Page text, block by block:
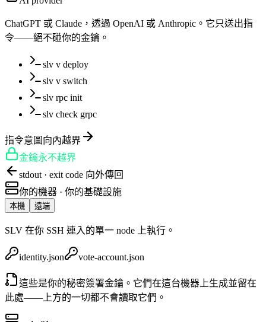
ChatGPT 或 Claude，透過 OpenAI 或 Anthropic。它只送出指
令——絕不碰你的金鑰。
slv v deploy
slv v switch
slv rpc init
slv check grpc
指令意圖向內越界
金鑰永不越界
stdout · exit code 向外傳回
你的機器 · 你的基礎設施
本機 遠端
SLV 在你 SSH 連入的單一 node 上執行。
identity.json vote-account.json
這些是你的秘密簽署金鑰。它們在這台機器上生成並留在
此處——上方的一切都不會讀取它們。